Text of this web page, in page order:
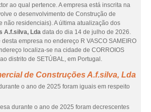
ao qual pertence. A empresa está inscrita na
o desenvolvimento de Construção de
não residenciais). A última atualização dos
A.f.silva, Lda data do dia 14 de julho de 2026.
empresa no endereço R VASCO SAMEIRO
localiza-se na cidade de CORROIOS
distrito de SETÚBAL, em Portugal.
de Construções A.f.silva, Lda
o ano de 2025 foram iguais em respeito
durante o ano de 2025 foram decrescentes